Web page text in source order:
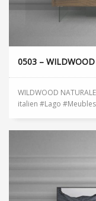
0503 – WILDWOOD
WILDWOOD
italien #Lago